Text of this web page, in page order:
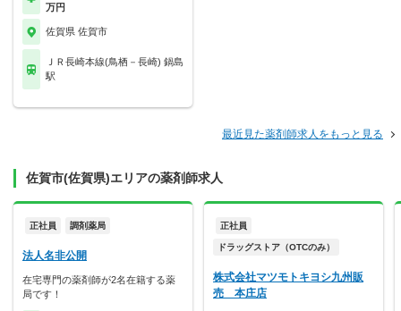
万円
佐賀県 佐賀市
ＪＲ長崎本線(鳥栖－長崎) 鍋島
駅
最近見た薬剤師求人をもっと見る
佐賀市(佐賀県)エリアの薬剤師求人
正社員 調剤薬局
法人名非公開
在宅専門の薬剤師が2名在籍する薬
局です！
正社員
ドラッグストア（OTCのみ）
株式会社マツモトキヨシ九州販
売 本庄店